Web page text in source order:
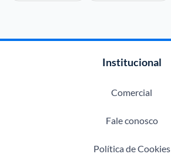
Institucional
Comercial
Fale conosco
Política de Cookies